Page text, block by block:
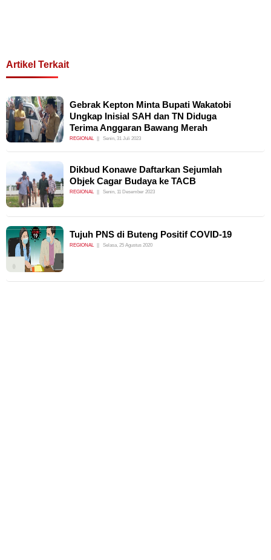
Artikel Terkait
Gebrak Kepton Minta Bupati Wakatobi
Ungkap Inisial SAH dan TN Diduga
Terima Anggaran Bawang Merah
REGIONAL Senin, 31 Juli 2023
Dikbud Konawe Daftarkan Sejumlah
Objek Cagar Budaya ke TACB
REGIONAL Senin, 11 Desember 2023
Tujuh PNS di Buteng Positif COVID-19
REGIONAL Selasa, 25 Agustus 2020